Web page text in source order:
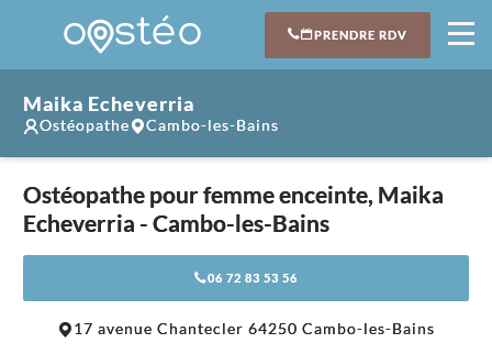
PRENDRE RDV
Maika Echeverria
Ostéopathe Cambo-les-Bains
Ostéopathe pour femme enceinte, Maika
Echeverria - Cambo-les-Bains
06 72 83 53 56
17 avenue Chantecler 64250 Cambo-les-Bains